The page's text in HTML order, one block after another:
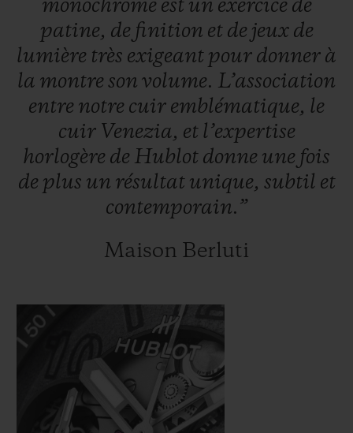
monochrome est un exercice de
patine, de finition et de jeux de
lumière très exigeant pour donner à
la montre son volume. L’association
entre notre cuir emblématique, le
cuir Venezia, et l’expertise
horlogère de Hublot donne une fois
de plus un résultat unique, subtil et
contemporain.”
Maison Berluti